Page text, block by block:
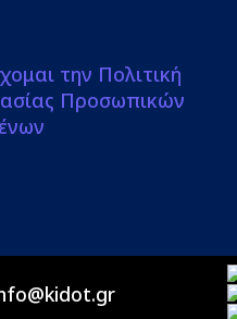
την Πολιτική
Προσωπικών